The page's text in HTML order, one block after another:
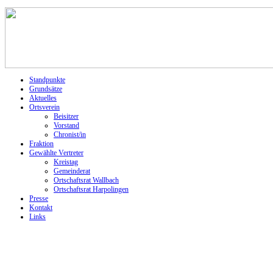
Standpunkte
Grundsätze
Aktuelles
Ortsverein
Beisitzer
Vorstand
Chronist/in
Fraktion
Gewählte Vertreter
Kreistag
Gemeinderat
Ortschaftsrat Wallbach
Ortschaftsrat Harpolingen
Presse
Kontakt
Links